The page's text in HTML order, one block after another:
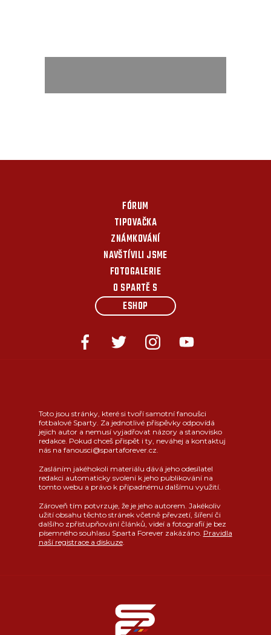
FÓRUM
TIPOVAČKA
ZNÁMKOVÁNÍ
NAVŠTÍVILI JSME
FOTOGALERIE
O SPARTĚ S
ESHOP
Toto jsou stránky, které si tvoří samotní fanoušci
fotbalové Sparty. Za jednotlivé příspěvky odpovídá
jejich autor a nemusí vyjadřovat názory a stanovisko
redakce. Pokud chceš přispět i ty, neváhej a kontaktuj
nás na fanousci@spartaforever.cz.
Zasláním jakéhokoli materiálu dává jeho odesílatel
redakci automaticky svolení k jeho publikování na
tomto webu a právo k případnému dalšímu využití.
Zároveň tím potvrzuje, že je jeho autorem. Jakékoliv
užití obsahu těchto stránek včetně převzetí, šíření či
dalšího zpřístupňování článků, videí a fotografií je bez
písemného souhlasu Sparta Forever zakázáno. Pravidla
naší registrace a diskuze.